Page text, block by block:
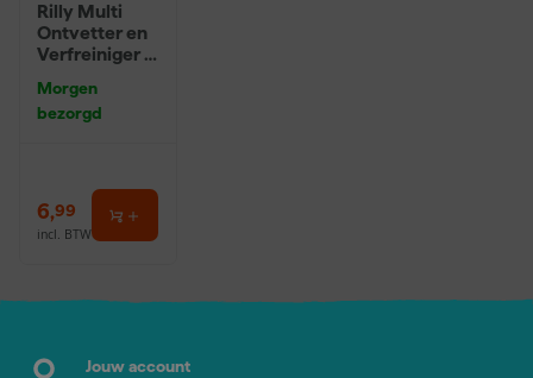
Rilly Multi
Ontvetter en
Verfreiniger –
Morgen
bezorgd
6,99
incl. BTW
Jouw account